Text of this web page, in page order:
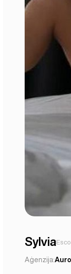
Sylvia
Aġenzija: